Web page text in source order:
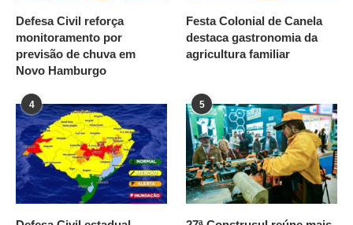
Defesa Civil reforça
monitoramento por
previsão de chuva em
Novo Hamburgo
Festa Colonial de Canela
destaca gastronomia da
agricultura familiar
4 5